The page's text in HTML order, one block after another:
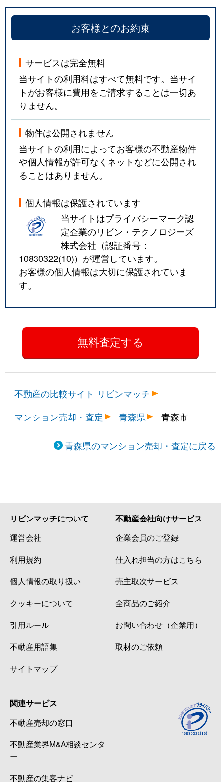
お客様とのお約束
サービスは完全無料
当サイトの利用料はすべて無料です。当サイ
トがお客様に費用をご請求することは一切あ
りません。
物件は公開されません
当サイトの利用によってお客様の不動産物件
や個人情報が許可なくネットなどに公開され
ることはありません。
個人情報は保護されています
当サイトはプライバシーマーク認
定企業のリビン・テクノロジーズ
株式会社（認証番号：
10830322(10)）が運営しています。
お客様の個人情報は大切に保護されていま
す。
不動産の比較サイト リビンマッチ
マンション売却・査定
青森県 青森市
青森県のマンション売却・査定に戻る
リビンマッチについて
運営会社
利用規約
個人情報の取り扱い
クッキーについて
引用ルール
不動産用語集
サイトマップ
不動産会社向けサービス
企業会員のご登録
仕入れ担当の方はこちら
売主取次サービス
全商品のご紹介
お問い合わせ（企業用）
取材のご依頼
関連サービス
不動産売却の窓口
不動産業界M&A相談センタ
ー
不動産の集客ナビ